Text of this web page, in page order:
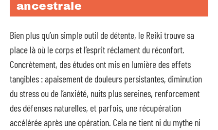
ancestrale
Bien plus qu’un simple outil de détente, le Reiki trouve sa
place là où le corps et l’esprit réclament du réconfort.
Concrètement, des études ont mis en lumière des effets
tangibles : apaisement de douleurs persistantes, diminution
du stress ou de l’anxiété, nuits plus sereines, renforcement
des défenses naturelles, et parfois, une récupération
accélérée après une opération. Cela ne tient ni du mythe ni